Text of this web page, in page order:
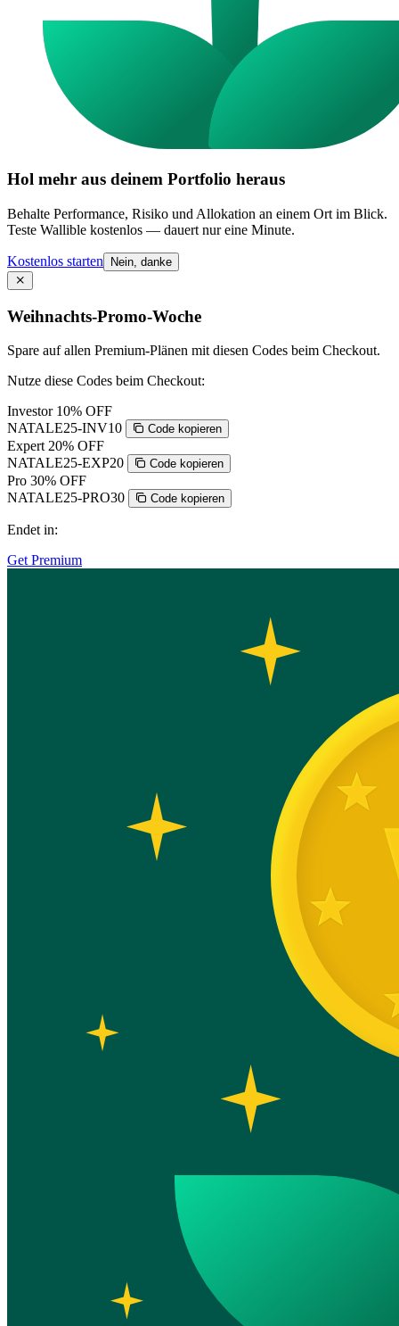
Hol mehr aus deinem Portfolio heraus
Behalte Performance, Risiko und Allokation an einem Ort im Blick.
Teste Wallible kostenlos — dauert nur eine Minute.
Kostenlos starten Nein, danke
Weihnachts-Promo-Woche
Spare auf allen Premium-Plänen mit diesen Codes beim Checkout.
Nutze diese Codes beim Checkout:
Investor 10% OFF
NATALE25-INV10
Code kopieren
Expert 20% OFF
NATALE25-EXP20
Code kopieren
Pro 30% OFF
NATALE25-PRO30
Code kopieren
Endet in:
Get Premium